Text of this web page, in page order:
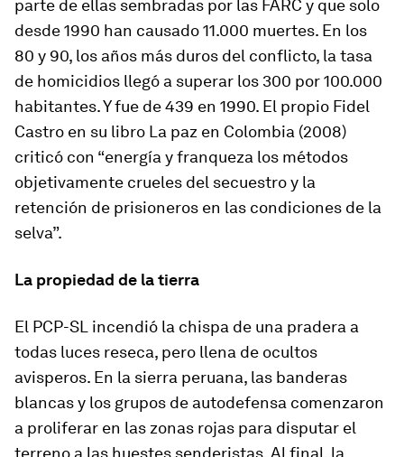
parte de ellas sembradas por las FARC y que solo
desde 1990 han causado 11.000 muertes. En los
80 y 90, los años más duros del conflicto, la tasa
de homicidios llegó a superar los 300 por 100.000
habitantes. Y fue de 439 en 1990. El propio Fidel
Castro en su libro La paz en Colombia (2008)
criticó con “energía y franqueza los métodos
objetivamente crueles del secuestro y la
retención de prisioneros en las condiciones de la
selva”.
La propiedad de la tierra
El PCP-SL incendió la chispa de una pradera a
todas luces reseca, pero llena de ocultos
avisperos. En la sierra peruana, las banderas
blancas y los grupos de autodefensa comenzaron
a proliferar en las zonas rojas para disputar el
terreno a las huestes senderistas. Al final, la